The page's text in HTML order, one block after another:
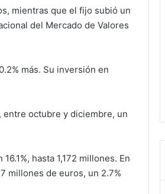
mientras que el fijo subió un
del Mercado de Valores
más. Su inversión en
octubre y diciembre, un
hasta 1,172 millones. En
millones de euros, un 2.7%